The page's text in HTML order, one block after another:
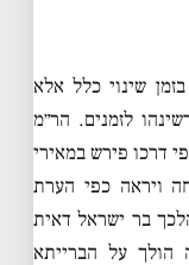
שינוי כלל אלא
לזמנים. הר״מ
דרכו פירש במאירי
ויראה כפי הערת
בר ישראל דאית
הולך על הברייתא